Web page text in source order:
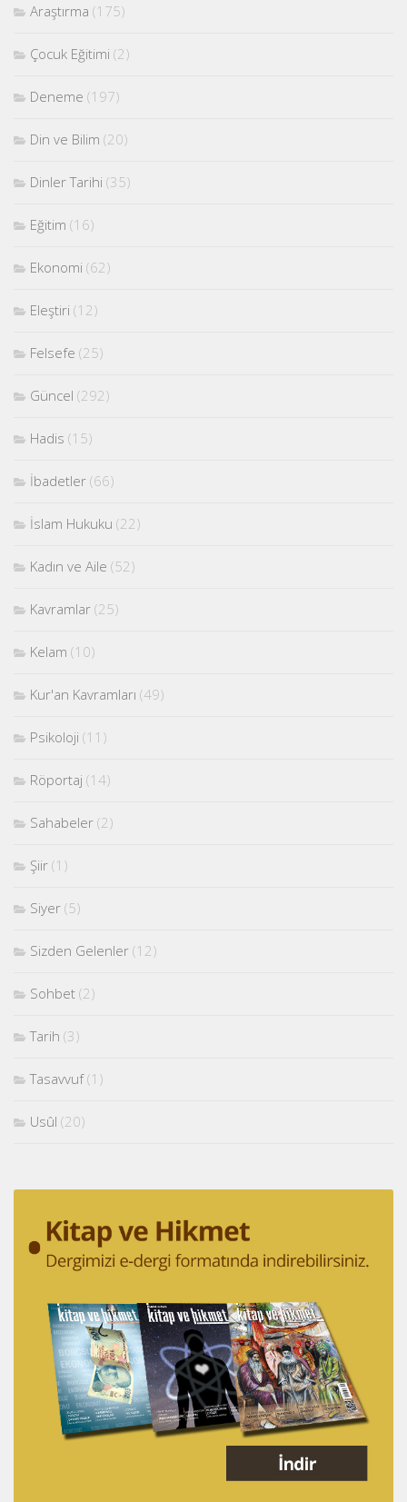
Araştırma (175)
Çocuk Eğitimi (2)
Deneme (197)
Din ve Bilim (20)
Dinler Tarihi (35)
Eğitim (16)
Ekonomi (62)
Eleştiri (12)
Felsefe (25)
Güncel (292)
Hadis (15)
İbadetler (66)
İslam Hukuku (22)
Kadın ve Aile (52)
Kavramlar (25)
Kelam (10)
Kur'an Kavramları (49)
Psikoloji (11)
Röportaj (14)
Sahabeler (2)
Şiir (1)
Siyer (5)
Sizden Gelenler (12)
Sohbet (2)
Tarih (3)
Tasavvuf(1)
Usûl (20)